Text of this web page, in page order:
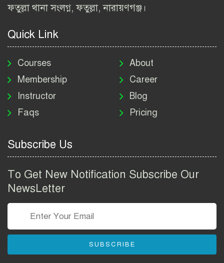
২০২৬ | BIWTA Job Circular
নিয়োগ বিজ্ঞপ্তি ২০২৬ | DNC
Job Circular 2026
পাসপোর্ট করতে কি কি লাগে
২০২৬ | ই-পাসপোর্ট আবেদন ও
Group Job Circular 2026
তথ্য অধিদপ্তর নিয়োগ বিজ্ঞপ্তি
বাংলাদেশ পুলিশ এএসআই
ফতুল্লা থানা সংলগ্ন, ফতুল্লা, নারায়ণগঞ্জ।
Quick Link
Courses
Membership
Instructor
Faqs
About
Career
Blog
Pricing
Subscribe Us
To Get New Notification Subscribe Our
NewsLetter
SUBSCRIBE